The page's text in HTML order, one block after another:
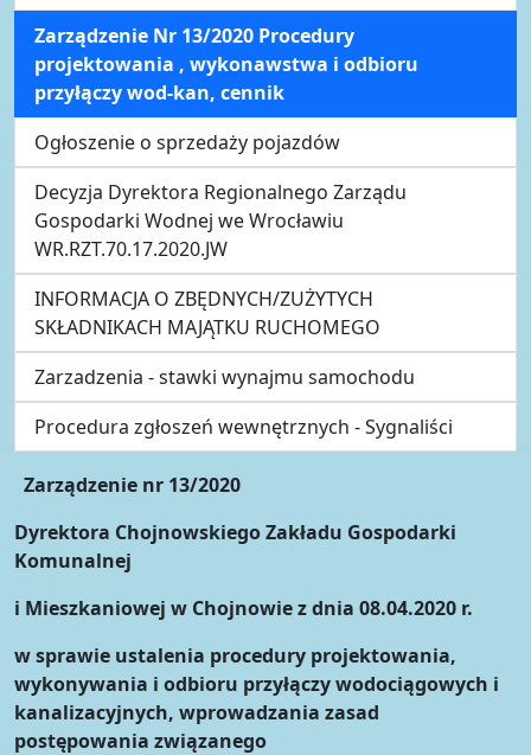
Zarządzenie Nr 13/2020 Procedury
projektowania , wykonawstwa i odbioru
przyłączy wod-kan, cennik
Ogłoszenie o sprzedaży pojazdów
Decyzja Dyrektora Regionalnego Zarządu
Gospodarki Wodnej we Wrocławiu
WR.RZT.70.17.2020.JW
INFORMACJA O ZBĘDNYCH/ZUŻYTYCH
SKŁADNIKACH MAJĄTKU RUCHOMEGO
Zarzadzenia - stawki wynajmu samochodu
Procedura zgłoszeń wewnętrznych - Sygnaliści
Zarządzenie nr 13/2020
Dyrektora Chojnowskiego Zakładu Gospodarki
Komunalnej
i Mieszkaniowej w Chojnowie z dnia 08.04.2020 r.
w sprawie ustalenia procedury projektowania,
wykonywania i odbioru przyłączy wodociągowych i
kanalizacyjnych, wprowadzania zasad
postępowania związanego